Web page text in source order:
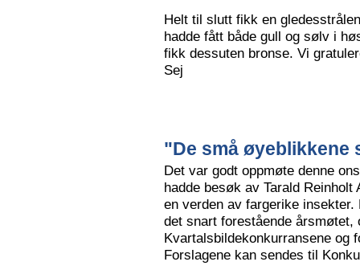
Helt til slutt fikk en
hadde fått både gull og sølv i
fikk dessuten bronse. Vi
Sej
"De små øyeblikkene
Det var godt oppmøte denne
hadde besøk av Tarald
en verden av fargerike
det snart forestående
Kvartalsbildekonkurransene og
Forslagene kan sendes til